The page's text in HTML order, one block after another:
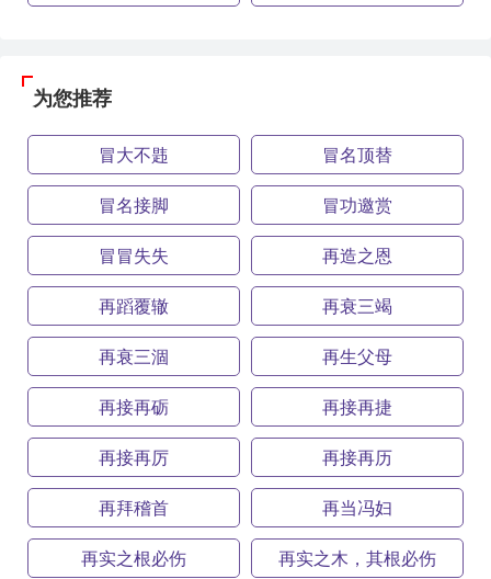
为您推荐
冒大不韪
冒名顶替
冒名接脚
冒功邀赏
冒冒失失
再造之恩
再蹈覆辙
再衰三竭
再衰三涸
再生父母
再接再砺
再接再捷
再接再厉
再接再历
再拜稽首
再当冯妇
再实之根必伤
再实之木，其根必伤